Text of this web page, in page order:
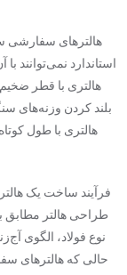
هالترهای سفارشی
استاندارد نمی‌توانند
هالتری با قطر
بلند کردن وزنه‌های
هالتری با طول
فرآیند ساخت یک
طراحی هالتر مطابق
نوع فولاد، الگوی
حالی که هالترهای